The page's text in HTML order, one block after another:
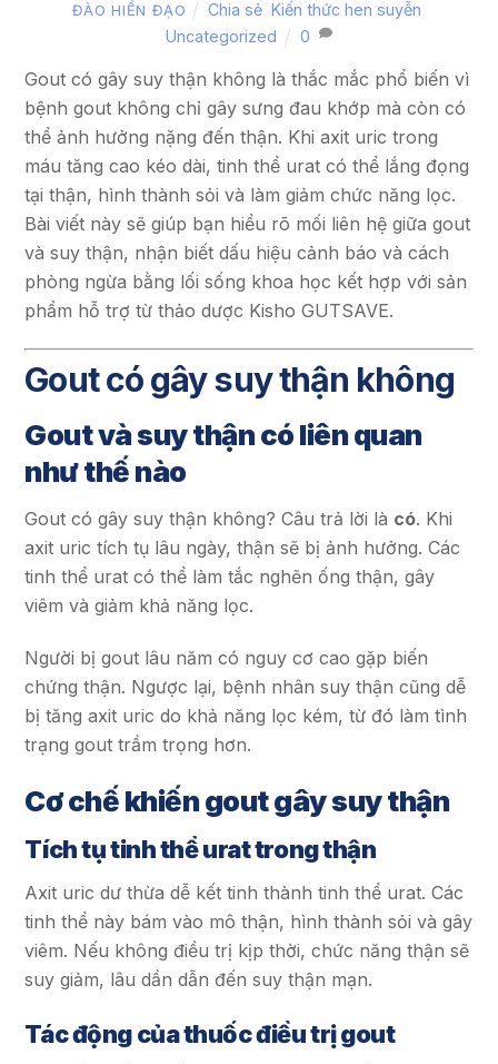
ĐÀO HIỀN ĐẠO Chia sẻ ,Kiến thức hen suyễn
Uncategorized
0
Gout có gây suy thận không là thắc mắc phổ biến vì
bệnh gout không chỉ gây sưng đau khớp mà còn có
thể ảnh hưởng nặng đến thận. Khi axit uric trong
máu tăng cao kéo dài, tinh thể urat có thể lắng đọng
tại thận, hình thành sỏi và làm giảm chức năng lọc.
Bài viết này sẽ giúp bạn hiểu rõ mối liên hệ giữa gout
và suy thận, nhận biết dấu hiệu cảnh báo và cách
phòng ngừa bằng lối sống khoa học kết hợp với sản
phẩm hỗ trợ từ thảo dược Kisho GUTSAVE.
Gout có gây suy thận không
Gout và suy thận có liên quan
như thế nào
Gout có gây suy thận không? Câu trả lời là có. Khi
axit uric tích tụ lâu ngày, thận sẽ bị ảnh hưởng. Các
tinh thể urat có thể làm tắc nghẽn ống thận, gây
viêm và giảm khả năng lọc.
Người bị gout lâu năm có nguy cơ cao gặp biến
chứng thận. Ngược lại, bệnh nhân suy thận cũng dễ
bị tăng axit uric do khả năng lọc kém, từ đó làm tình
trạng gout trầm trọng hơn.
Cơ chế khiến gout gây suy thận
Tích tụ tinh thể urat trong thận
Axit uric dư thừa dễ kết tinh thành tinh thể urat. Các
tinh thể này bám vào mô thận, hình thành sỏi và gây
viêm. Nếu không điều trị kịp thời, chức năng thận sẽ
suy giảm, lâu dần dẫn đến suy thận mạn.
Tác động của thuốc điều trị gout